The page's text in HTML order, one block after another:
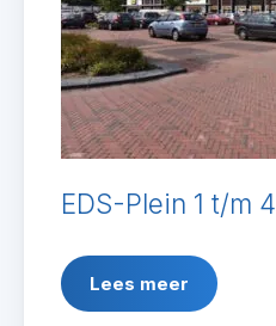
EDS-Plein 1 t/m 4
Lees meer